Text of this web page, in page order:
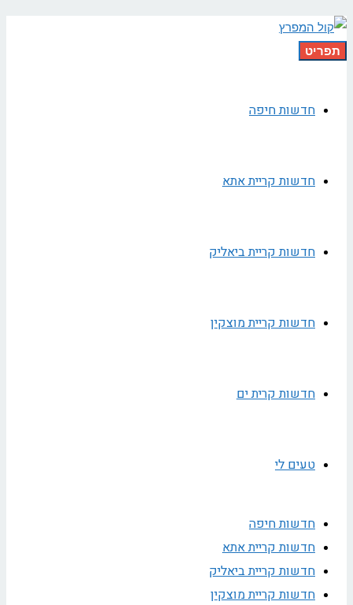
תפריט
חדשות חיפה
חדשות קריית אתא
חדשות קריית ביאליק
חדשות קריית מוצקין
חדשות קרית ים
טעים לי
חדשות חיפה
חדשות קריית אתא
חדשות קריית ביאליק
חדשות קריית מוצקין